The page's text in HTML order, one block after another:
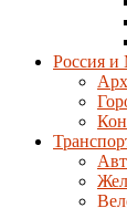
Россия